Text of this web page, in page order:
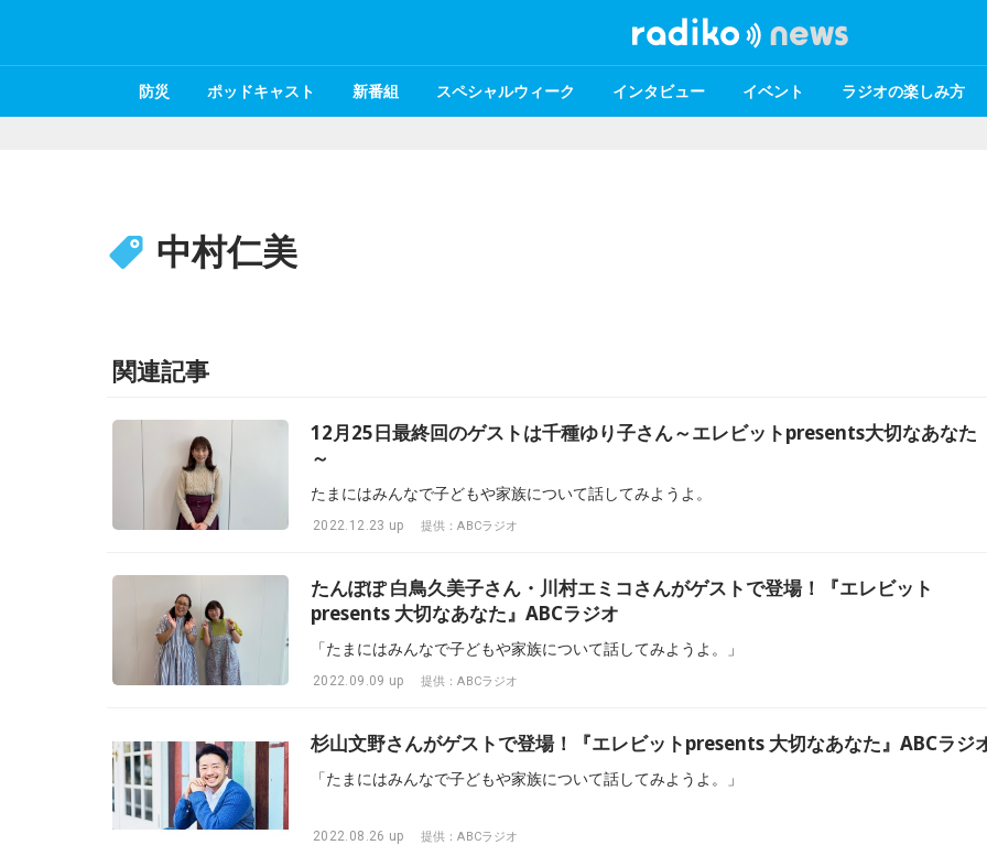
防災 ポッドキャスト 新番組 スペシャルウィーク インタビュー イベント ラジオの楽しみ方
中村仁美
関連記事
12月25日最終回のゲストは千種ゆり子さん～エレビットpresents大切なあなた
～
たまにはみんなで子どもや家族について話してみようよ。
2022.12.23 up 提供：ABCラジオ
たんぽぽ 白鳥久美子さん・川村エミコさんがゲストで登場！『エレビット
presents 大切なあなた』ABCラジオ
「たまにはみんなで子どもや家族について話してみようよ。」
2022.09.09 up 提供：ABCラジオ
杉山文野さんがゲストで登場！『エレビットpresents 大切なあなた』ABCラジ
「たまにはみんなで子どもや家族について話してみようよ。」
2022.08.26 up 提供：ABCラジオ